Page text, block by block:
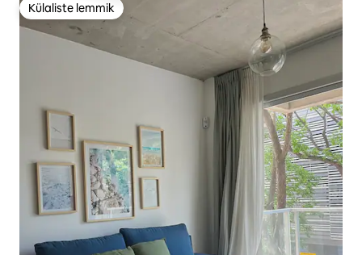
Külaliste lemmik
Külaliste lemmik